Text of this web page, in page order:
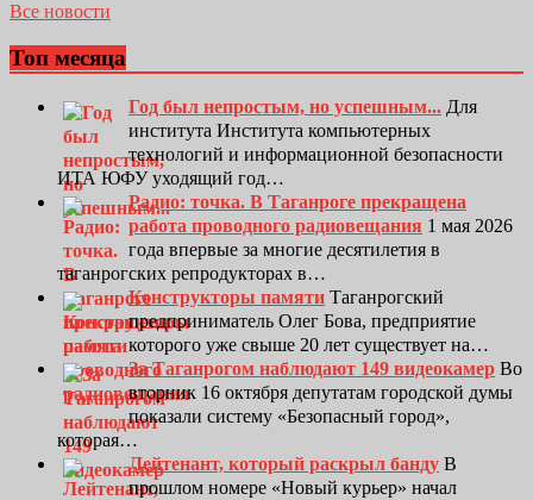
Все новости
Топ месяца
Год был непростым, но успешным... Для
института Института компьютерных
технологий и информационной безопасности
ИТА ЮФУ уходящий год…
Радио: точка. В Таганроге прекращена
работа проводного радиовещания 1 мая 2026
года впервые за многие десятилетия в
таганрогских репродукторах в…
Конструкторы памяти Таганрогский
предприниматель Олег Бова, предприятие
которого уже свыше 20 лет существует на…
За Таганрогом наблюдают 149 видеокамер Во
вторник 16 октября депутатам городской думы
показали систему «Безопасный город»,
которая…
Лейтенант, который раскрыл банду В
прошлом номере «Новый курьер» начал